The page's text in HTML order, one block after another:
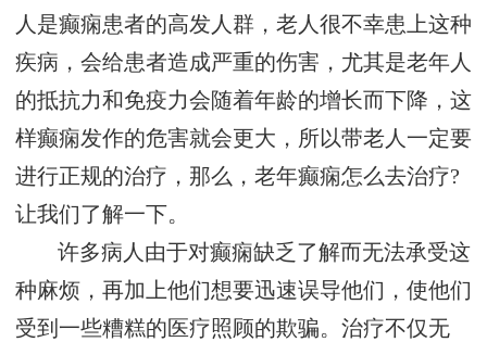
人是癫痫患者的高发人群，老人很不幸患上这种
疾病，会给患者造成严重的伤害，尤其是老年人
的抵抗力和免疫力会随着年龄的增长而下降，这
样癫痫发作的危害就会更大，所以带老人一定要
进行正规的治疗，那么，老年癫痫怎么去治疗?
让我们了解一下。
许多病人由于对癫痫缺乏了解而无法承受这
种麻烦，再加上他们想要迅速误导他们，使他们
受到一些糟糕的医疗照顾的欺骗。治疗不仅无